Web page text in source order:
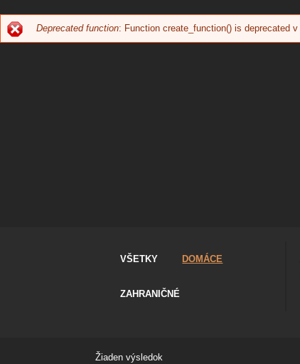
CHYBOVÁ
Deprecated function: Function create_function() is deprecated v
VŠETKY DOMÁCE
ZAHRANIČNÉ
Žiaden výsledok